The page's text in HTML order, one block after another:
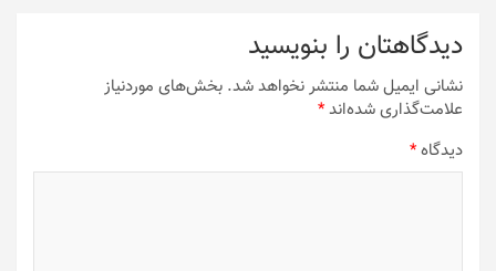
دیدگاهتان را بنویسید
نشانی ایمیل شما منتشر نخواهد شد. بخش‌های موردنیاز
علامت‌گذاری شده‌اند*
دیدگاه*